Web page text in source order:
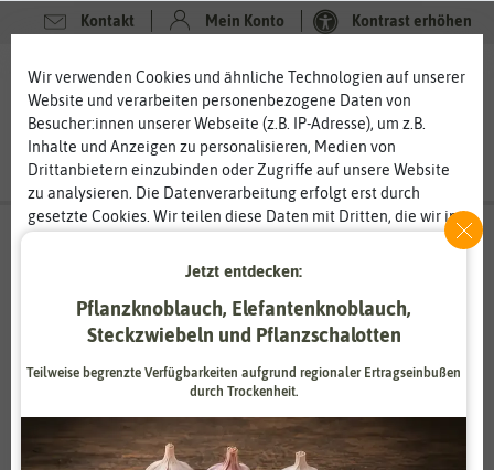
Kontakt Mein Konto Kontrast erhöhen
0 0
hochwertiges Saatgut aus England
Thompson & Morgan wurde im Jahr 1855 in Ipswich, England
gegründet. Begonnen hat alles mit einem kleinen Garten
Thompson Pflanzen angebaut, deren Samen er aus Übersee
erhielt. Für seine Leistung wurde er 1896 mit der Victorian
Wir verwenden Cookies und ähnliche Technologien auf unserer
Website und verarbeiten personenbezogene Daten von
Besucher:innen unserer Webseite (z.B. IP-Adresse), um z.B.
Inhalte und Anzeigen zu personalisieren, Medien von
Drittanbietern einzubinden oder Zugriffe auf unsere Website
zu analysieren. Die Datenverarbeitung erfolgt erst durch
gesetzte Cookies. Wir teilen diese Daten mit Dritten, die wir in
Die Datenverarbeitung kann mit Einwilligung oder aufgrund
erteilt oder abgelehnt werden. Es besteht das Recht, nicht
einzuwilligen und die Einwilligung zu einem späteren
Informationen zur Verwendung personenbezogener Daten und
den Diensten erklären wir in unsererDaten­schutz­erklärung
Essenziell Statistik
Jetzt entdecken:
Pflanzknoblauch, Elefantenknoblauch,
Steckzwiebeln und Pflanzschalotten
Teilweise begrenzte Verfügbarkeiten aufgrund regionaler Ertragseinbußen
durch Trockenheit.